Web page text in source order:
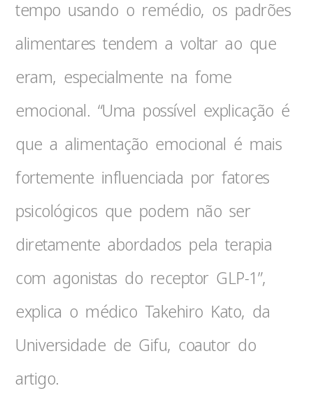
tempo usando o remédio, os padrões
alimentares tendem a voltar ao que
eram, especialmente na fome
emocional. “Uma possível explicação é
que a alimentação emocional é mais
fortemente influenciada por fatores
psicológicos que podem não ser
diretamente abordados pela terapia
com agonistas do receptor GLP-1”,
explica o médico Takehiro Kato, da
Universidade de Gifu, coautor do
artigo.